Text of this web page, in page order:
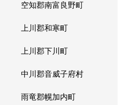
空知郡南富良野町
上川郡和寒町
上川郡下川町
中川郡音威子府村
雨竜郡幌加内町